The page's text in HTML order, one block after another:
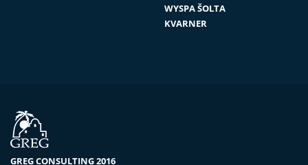
WYSPA ŠOLTA
KVARNER
GREG CONSULTING 2016